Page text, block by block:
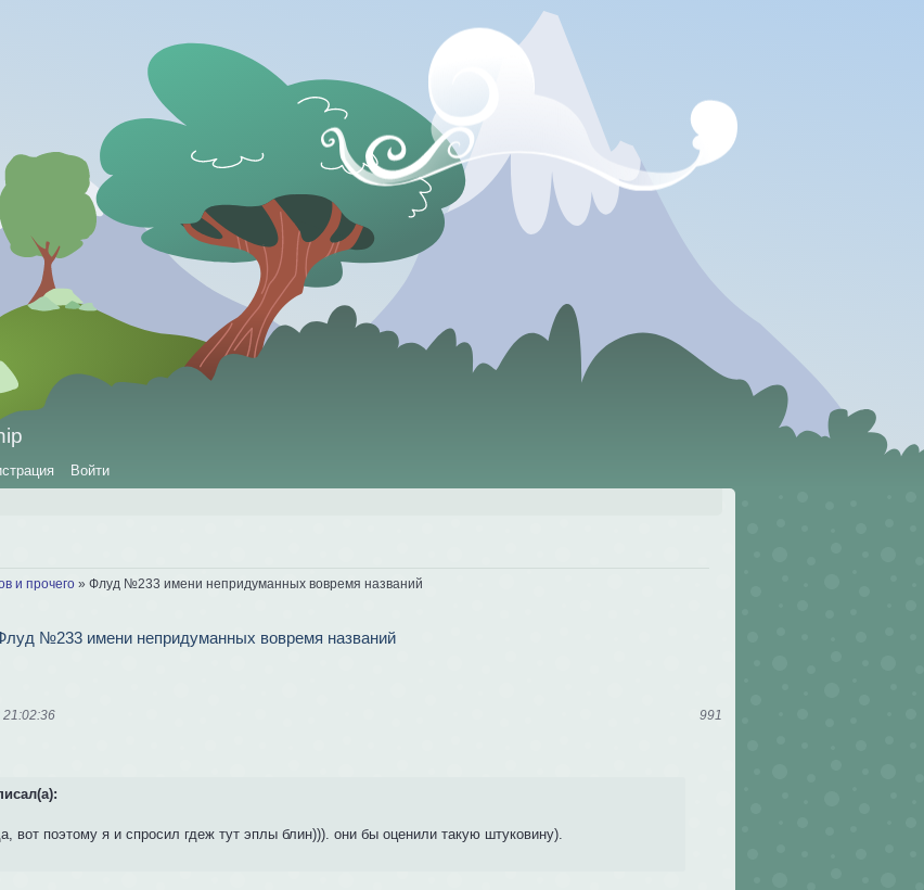
Войти
и прочего » Флуд №233 имени непридуманных вовремя названий
№233 имени непридуманных вовремя названий
991
вот поэтому я и спросил гдеж тут эплы блин))). они бы оценили такую штуковину).